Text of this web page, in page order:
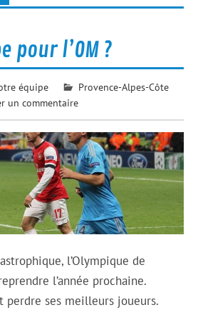
pour l’OM ?
équipe
Provence-Alpes-Côte
un commentaire
l’Olympique de
l’année prochaine.
perdre ses meilleurs joueurs.